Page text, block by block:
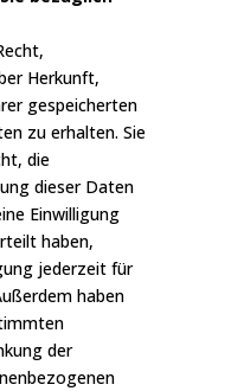
Herkunft,
gespeicherten
zu erhalten. Sie
die
dieser Daten
Einwilligung
haben,
jederzeit für
haben
der